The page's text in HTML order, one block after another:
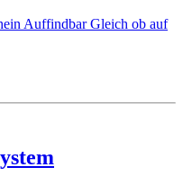
Auffindbar Gleich ob auf